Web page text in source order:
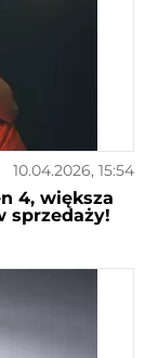
10.04.2026, 15:54
4, większa
sprzedaży!